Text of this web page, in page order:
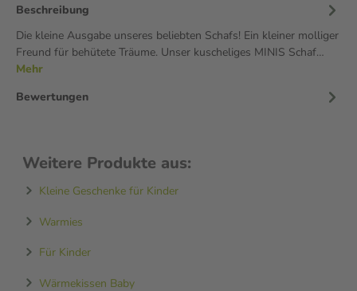
Beschreibung
Die kleine Ausgabe unseres beliebten Schafs! Ein kleiner molliger
Freund für behütete Träume. Unser kuscheliges MINIS Schaf…
Mehr
Bewertungen
Weitere Produkte aus:
Kleine Geschenke für Kinder
Warmies
Für Kinder
Wärmekissen Baby